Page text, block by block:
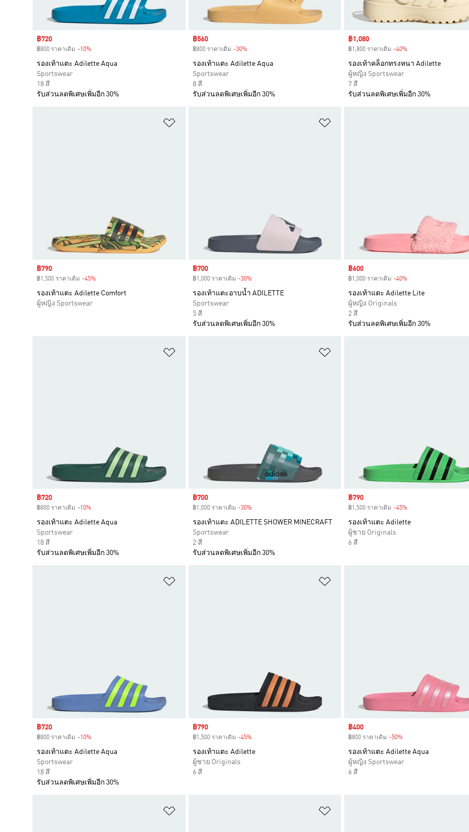
Sale price
฿720
฿800 ราคาเดิม -10%
รองเท้าแตะ Adilette Aqua
Sportswear
18 สี
รับส่วนลดพิเศษเพิ่มอีก 30%
Sale price
฿560
฿800 ราคาเดิม -30%Discount
รองเท้าแตะ Adilette Aqua
Sportswear
8 สี
รับส่วนลดพิเศษเพิ่มอีก 30%
Sale price
฿1,080
฿1,800 ราคาเดิม -40%
รองเท้าคล็อกทรงหนา Adilette
ผู้หญิง Sportswear
7 สี
รับส่วนลดพิเศษเพิ่มอีก 30%
Sale price
฿790
฿1,500 ราคาเดิม -45%
รองเท้าแตะ Adilette Comfort
ผู้หญิง Sportswear
Sale price
฿700
฿1,000 ราคาเดิม -30%Discount
รองเท้าแตะอาบน้ำ ADILETTE
Sportswear
5 สี
รับส่วนลดพิเศษเพิ่มอีก 30%
Sale price
฿600
฿1,000 ราคาเดิม -40%
รองเท้าแตะ Adilette Lite
ผู้หญิง Originals
2 สี
รับส่วนลดพิเศษเพิ่มอีก 30%
Sale price
฿720
฿800 ราคาเดิม -10%
รองเท้าแตะ Adilette Aqua
Sportswear
18 สี
รับส่วนลดพิเศษเพิ่มอีก 30%
Sale price
฿700
฿1,000 ราคาเดิม -30%Discount
รองเท้าแตะ ADILETTE SHOWER MINECRAFT
Sportswear
2 สี
รับส่วนลดพิเศษเพิ่มอีก 30%
Sale price
฿790
฿1,500 ราคาเดิม -45%
รองเท้าแตะ Adilette
ผู้ชาย Originals
6 สี
Sale price
฿720
฿800 ราคาเดิม -10%
รองเท้าแตะ Adilette Aqua
Sportswear
18 สี
รับส่วนลดพิเศษเพิ่มอีก 30%
Sale price
฿790
฿1,500 ราคาเดิม -45%Discount
รองเท้าแตะ Adilette
ผู้ชาย Originals
6 สี
Sale price
฿400
฿800 ราคาเดิม -50%
รองเท้าแตะ Adilette Aqua
ผู้หญิง Sportswear
6 สี